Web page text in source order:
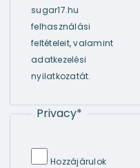
sugar17.hu
felhasználási
feltételeit, valamint
adatkezelési
nyilatkozatát.
Privacy*
Hozzájárulok